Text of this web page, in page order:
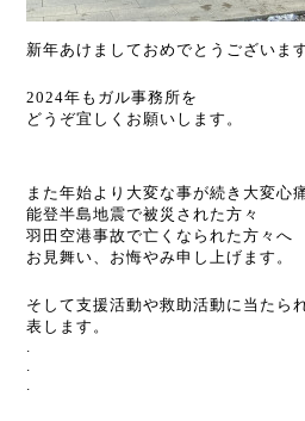
新年あけましておめでとうございま
2024年もガル事務所を
どうぞ宜しくお願いします。
また年始より大変な事が続き大変心
能登半島地震で被災された方々
羽田空港事故で亡くなられた方々へ
お見舞い、お悔やみ申し上げます。
そして支援活動や救助活動に当たら
表します。
.
.
.